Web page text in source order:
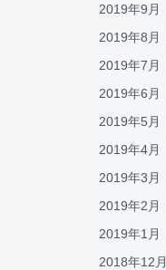
2019年9月
2019年8月
2019年7月
2019年6月
2019年5月
2019年4月
2019年3月
2019年2月
2019年1月
2018年12月